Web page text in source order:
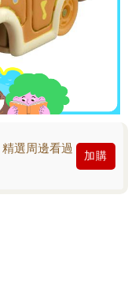
選周邊看過
加購